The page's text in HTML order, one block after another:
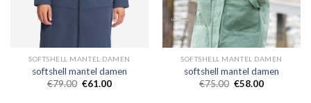
SOFTSHELL MANTEL DAMEN
softshell mantel damen
€79.00 €61.00
SOFTSHELL MANTEL DAMEN
softshell mantel damen
€75.00 €58.00